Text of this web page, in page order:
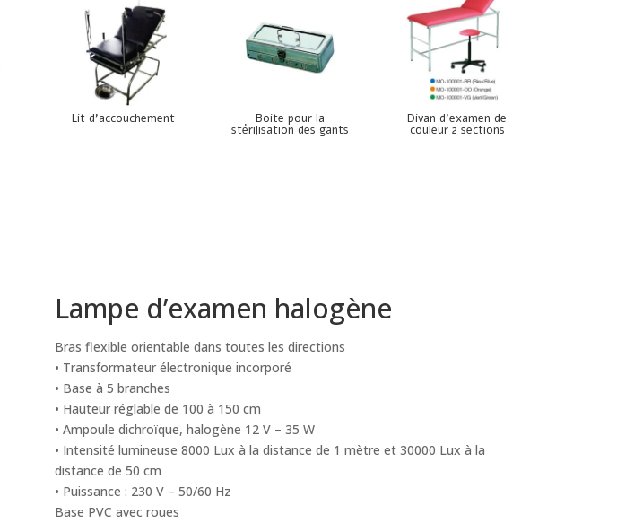
Lit d’accouchement Boite pour la
stérilisation des gants
Divan d’examen de
couleur 2 sections
Lampe d’examen halogène
Bras flexible orientable dans toutes les directions
• Transformateur électronique incorporé
• Base à 5 branches
• Hauteur réglable de 100 à 150 cm
• Ampoule dichroïque, halogène 12 V – 35 W
• Intensité lumineuse 8000 Lux à la distance de 1 mètre et 30000 Lux à la
distance de 50 cm
• Puissance : 230 V – 50/60 Hz
Base PVC avec roues